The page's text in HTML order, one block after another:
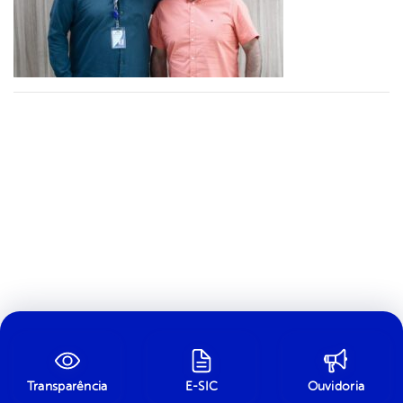
Transparência E-SIC Ouvidoria